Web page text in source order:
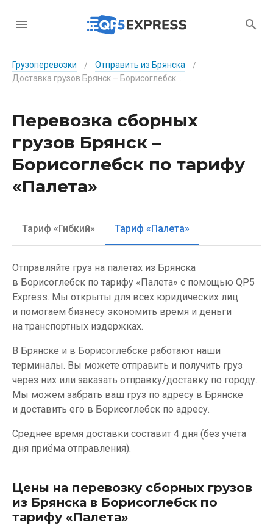
Грузоперевозки / Отправить из Брянска
/
Перевозка сборных
грузов Брянск –
Борисоглебск по тарифу
«Палета»
Тариф «Гибкий» Тариф «Палета»
Отправляйте груз на палетах из Брянска
в Борисоглебск по тарифу «Палета» с помощью QP5
Express. Мы открыты для всех юридических лиц
и помогаем бизнесу экономить время и деньги
на транспортных издержках.
В Брянске и в Борисоглебске работают наши
терминалы. Вы можете отправить и получить груз
через них или заказать отправку/доставку по городу.
Мы можем забрать ваш груз по адресу в Брянске
и доставить его в Борисоглебск по адресу.
Среднее время доставки составит 4 дня (без учёта
дня приёма отправления).
Цены на перевозку сборных грузов
из Брянска в Борисоглебск по
тарифу «Палета»